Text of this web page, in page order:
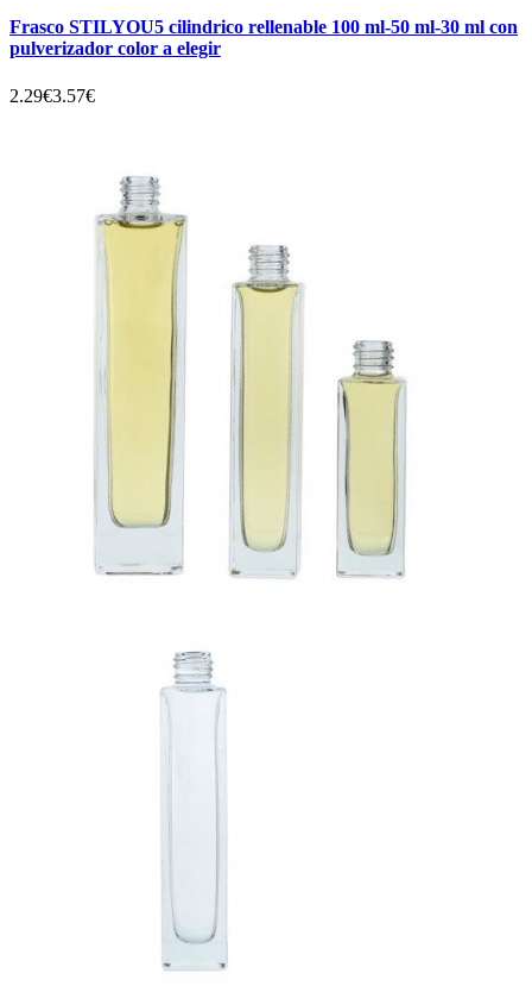
Frasco STILYOU5 cilindrico rellenable 100 ml-50 ml-30 ml con
pulverizador color a elegir
2.29€3.57€